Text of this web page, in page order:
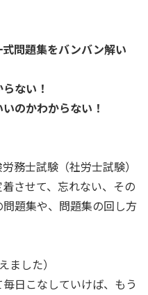
問題集をバンバン解い
ない！
のかわからない！
務士試験（社労士試験）
させて、忘れない、その
題集や、問題集の回し方
ました）
日こなしていけば、もう